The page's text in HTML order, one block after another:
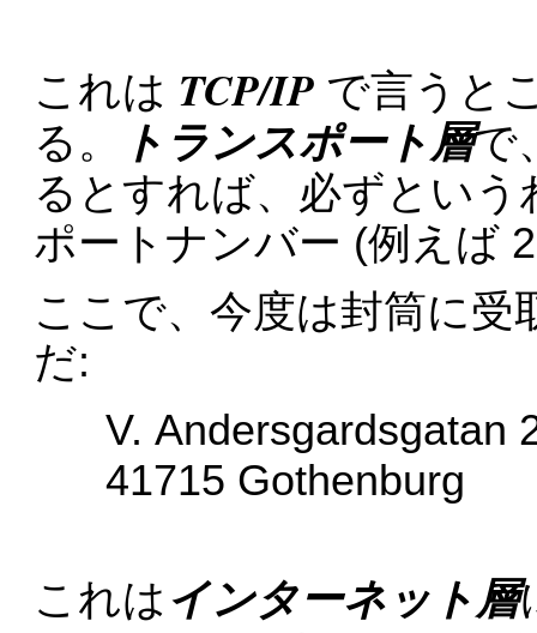
これは TCP/IP で言うと
る。
トランスポート層で
るとすれば、必ずとい
ポートナンバー (例えば
ここで、今度は封筒に
だ:
V. Andersgardsgatan
41715 Gothenburg
これは インターネット層